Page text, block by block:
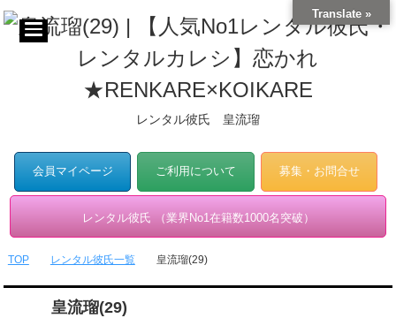
レンタル彼氏 皇流瑠
会員マイページ ご利用について 募集・お問合せ
レンタル彼氏 （業界No1在籍数1000名突破）
TOP レンタル彼氏一覧 皇流瑠(29)
皇流瑠(29)
Translate »